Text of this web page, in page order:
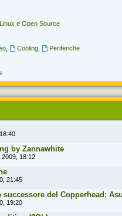
Linux e Open Source
, Cooling, Periferiche
by Zannawhite
2009, 18:12
21:45
successore del Copperhead:
19:20